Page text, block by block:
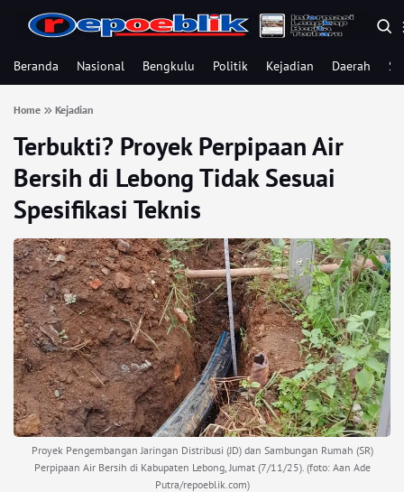
Beranda Nasional Bengkulu Politik Kejadian Daerah
Home Kejadian
Terbukti? Proyek Perpipaan Air
Bersih di Lebong Tidak Sesuai
Spesifikasi Teknis
Proyek Pengembangan Jaringan Distribusi (JD) dan Sambungan Rumah (SR)
Perpipaan Air Bersih di Kabupaten Lebong, Jumat (7/11/25). (foto: Aan Ade
Putra/repoeblik.com)